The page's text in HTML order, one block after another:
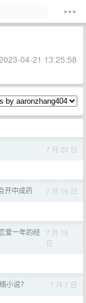
04-21 13:25:58
7 月 20 日
开中成药 7 月 16 日
爱一年的经
7 月 16
日
小说？ 7 月 7 日